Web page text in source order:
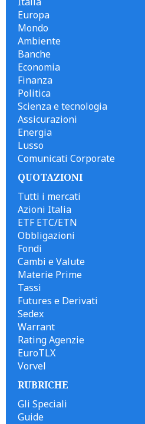
Europa
Mondo
Ambiente
Banche
Economia
Finanza
Politica
Scienza e tecnologia
Assicurazioni
Energia
Lusso
Comunicati Corporate
QUOTAZIONI
Tutti i mercati
Azioni Italia
ETF ETC/ETN
Obbligazioni
Fondi
Cambi e Valute
Materie Prime
Tassi
Futures e Derivati
Sedex
Warrant
Rating Agenzie
EuroTLX
Vorvel
RUBRICHE
Gli Speciali
Guide